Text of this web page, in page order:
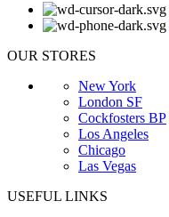
OUR STORES
New York
London SF
Cockfosters BP
Los Angeles
Chicago
Las Vegas
USEFUL LINKS